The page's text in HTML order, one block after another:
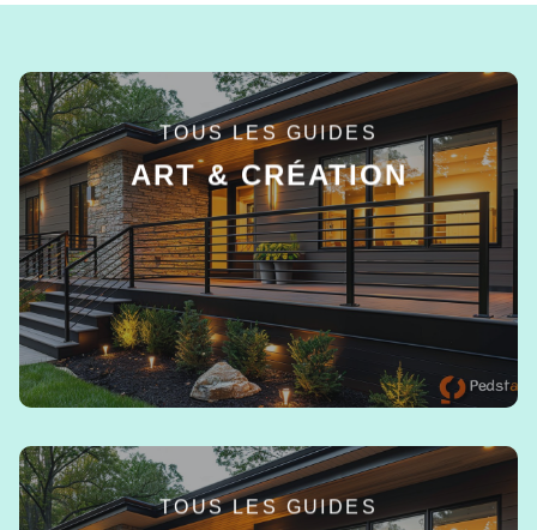
TOUS LES GUIDES
ART & CRÉATION
EN SAVOIR +
TOUS LES GUIDES